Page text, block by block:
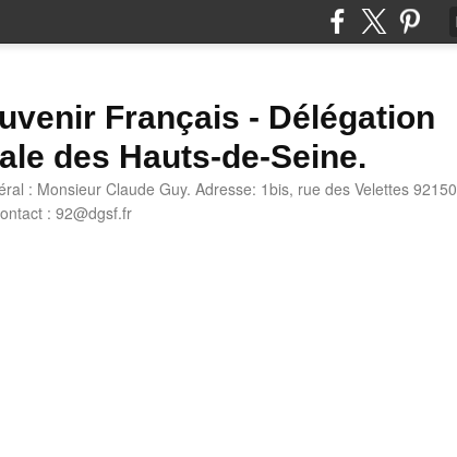
Français - Délégation
des Hauts-de-Seine.
: Monsieur Claude Guy. Adresse: 1bis, rue des Velettes 92150
: 92@dgsf.fr